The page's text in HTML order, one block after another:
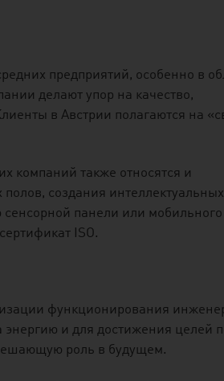
предприятий, особенно в
делают упор на качество,
в Австрии полагаются на
компаний также относятся и
создания интеллектуальных
панели или мобильного
ISO.
функционирования
энергию и для достижения целей
роль в будущем.